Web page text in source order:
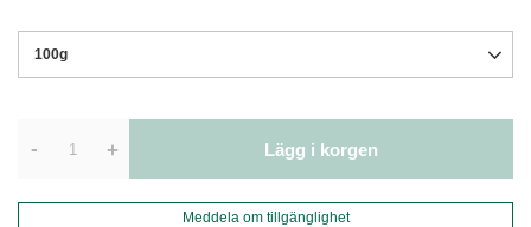
100g
- + Lägg i korgen
Meddela om tillgänglighet